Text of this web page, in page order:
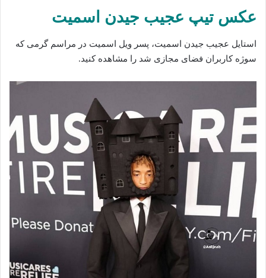
عکس تیپ عجیب جیدن اسمیت
استایل عجیب جیدن اسمیت، پسر ویل اسمیت در مراسم گرمی که
سوژه کاربران فضای مجازی شد را مشاهده کنید.